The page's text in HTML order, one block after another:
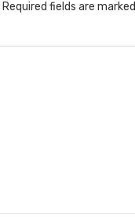
Required fields are marked